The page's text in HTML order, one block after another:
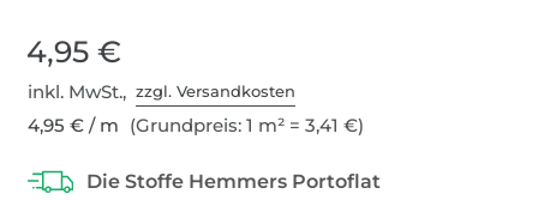
4,95 €
inkl. MwSt.,zzgl. Versandkosten
4,95 € / m (Grundpreis: 1 m² = 3,41 €)